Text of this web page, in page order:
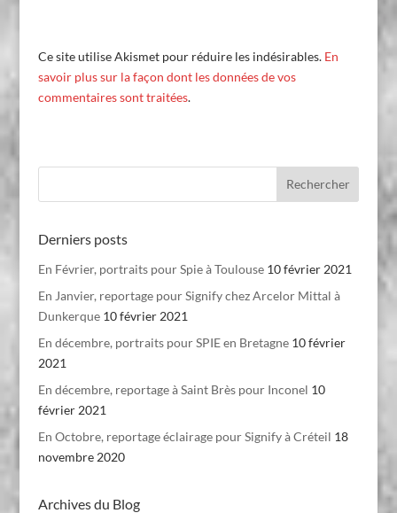
Ce site utilise Akismet pour réduire les indésirables. En
savoir plus sur la façon dont les données de vos
commentaires sont traitées.
Derniers posts
En Février, portraits pour Spie à Toulouse 10 février 2021
En Janvier, reportage pour Signify chez Arcelor Mittal à
Dunkerque 10 février 2021
En décembre, portraits pour SPIE en Bretagne 10 février
2021
En décembre, reportage à Saint Brès pour Inconel 10
février 2021
En Octobre, reportage éclairage pour Signify à Créteil 18
novembre 2020
Archives du Blog